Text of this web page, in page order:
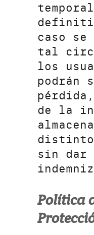
caso se
tal
los
podrán
de la
sin dar
Política